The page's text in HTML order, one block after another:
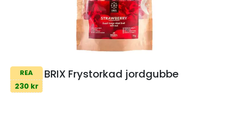
REA
230 kr
BRIX Frystorkad jordgubbe